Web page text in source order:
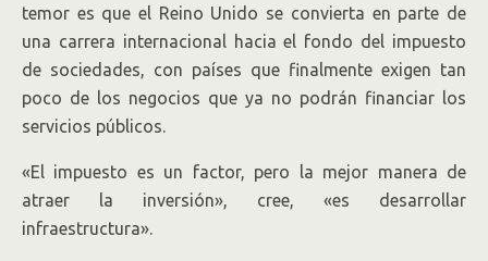
temor es que el Reino Unido se convierta en parte de
una carrera internacional hacia el fondo del impuesto
de sociedades, con países que finalmente exigen tan
poco de los negocios que ya no podrán financiar los
servicios públicos.
«El impuesto es un factor, pero la mejor manera de
atraer la inversión», cree, «es desarrollar
infraestructura».